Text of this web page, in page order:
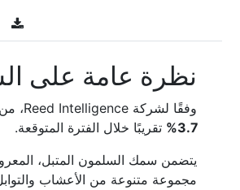
نظرة عامة على
وفقًا لشركة Reed Intelligence، من المتوقع أن ينمو حجم سوق سمك السلمون المتبل بمعدل
3.7%
تقريبًا خلال الفترة المتوقعة.
يتضمن سمك السلمون المتبل،
مجموعة متنوعة من الأعشاب